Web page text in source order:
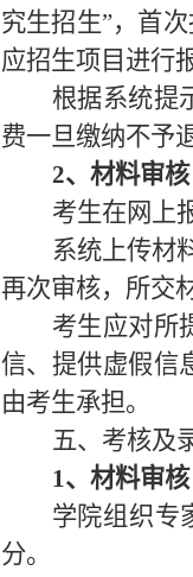
究生招生”，首
应招生项目进行
根据系统提
费一旦缴纳不予
2、材料审核
考生在网上
系统上传材
再次审核，所交
考生应对所
信、提供虚假信
由考生承担。
五、考核及
1、材料审核
学院组织专
分。